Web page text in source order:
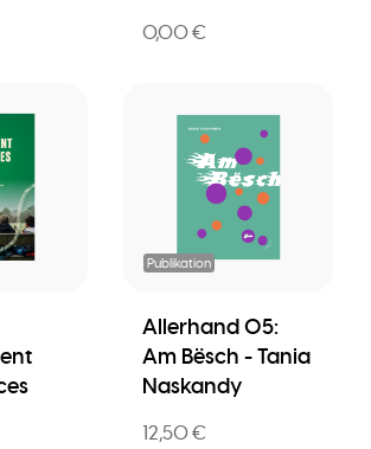
0,00 €
Publikation
Allerhand 05:
Am Bësch - Tania
Naskandy
12,50 €